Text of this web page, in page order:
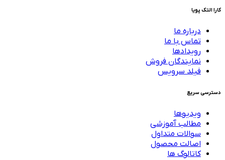
کارا التک پویا
درباره ما
تماس با ما
رویدادها
نمایندگان فروش
فیلد سرویس
دسترسی سریع
ویدیوها
مطالب آموزشی
سوالات متداول
اصالت محصول
کاتالوگ ها